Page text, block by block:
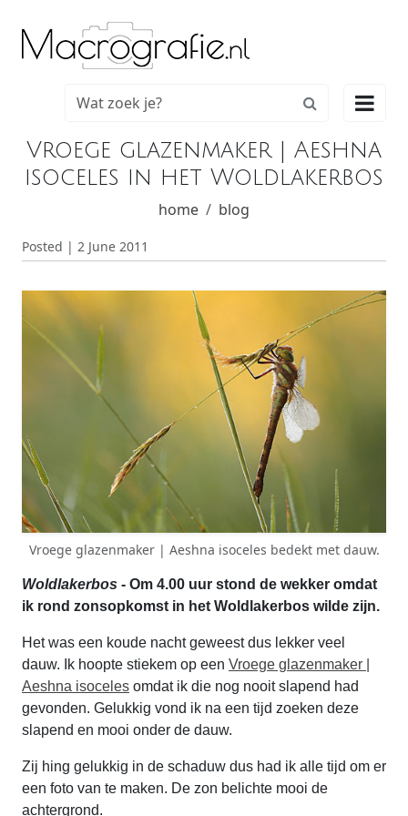

Vroege glazenmaker | Aeshna
isoceles in het Woldlakerbos
home blog
Posted | 2 June 2011
Vroege glazenmaker | Aeshna isoceles bedekt met dauw.
Woldlakerbos - Om 4.00 uur stond de wekker omdat
ik rond zonsopkomst in het Woldlakerbos wilde zijn.
Het was een koude nacht geweest dus lekker veel
dauw. Ik hoopte stiekem op een Vroege glazenmaker |
Aeshna isoceles omdat ik die nog nooit slapend had
gevonden. Gelukkig vond ik na een tijd zoeken deze
slapend en mooi onder de dauw.
Zij hing gelukkig in de schaduw dus had ik alle tijd om er
een foto van te maken. De zon belichte mooi de
achtergrond.